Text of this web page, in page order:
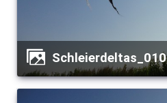
Schleierdeltas_010